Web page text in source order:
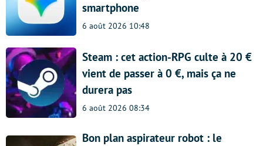
smartphone
6 août 2026 10:48
Steam : cet action-RPG culte à 20 €
vient de passer à 0 €, mais ça ne
durera pas
6 août 2026 08:34
Bon plan aspirateur robot : le